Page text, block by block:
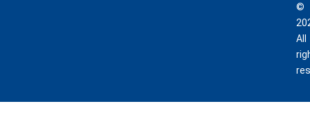
©
All